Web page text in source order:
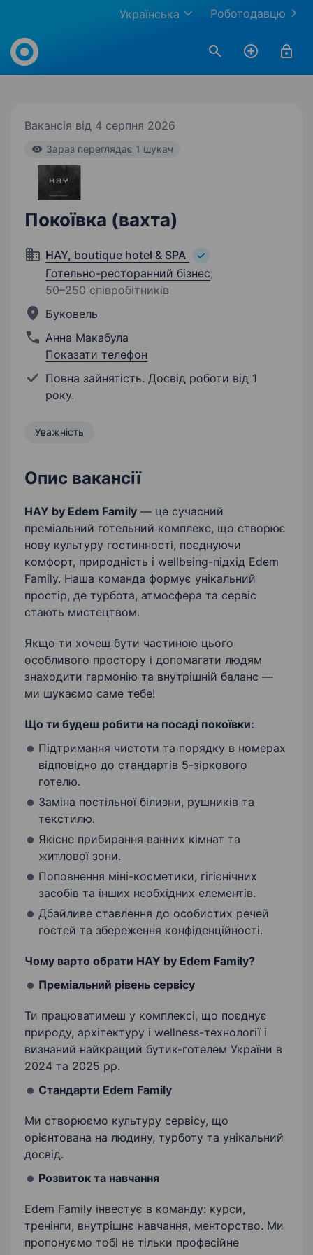
Роботодавцю
Українська
Work.ua
Вакансія від 4 серпня 2026
Зараз переглядає 1 шукач
Покоївка (вахта)
HAY, boutique hotel & SPA
Готельно-ресторанний бізнес;
50–250 співробітників
Буковель
Анна Макабула
Показати телефон
Повна зайнятість. Досвід роботи від 1
року.
Уважність
Опис вакансії
HAY by Edem Family — це сучасний
преміальний готельний комплекс, що створює
нову культуру гостинності, поєднуючи
комфорт, природність і wellbeing-підхід Edem
Family. Наша команда формує унікальний
простір, де турбота, атмосфера та сервіс
стають мистецтвом.
Якщо ти хочеш бути частиною цього
особливого простору і допомагати людям
знаходити гармонію та внутрішній баланс —
ми шукаємо саме тебе!
Що ти будеш робити на посаді покоївки:
Підтримання чистоти та порядку в номерах
відповідно до стандартів 5-зіркового
готелю.
Заміна постільної білизни, рушників та
текстилю.
Якісне прибирання ванних кімнат та
житлової зони.
Поповнення міні-косметики, гігієнічних
засобів та інших необхідних елементів.
Дбайливе ставлення до особистих речей
гостей та збереження конфіденційності.
Чому варто обрати HAY by Edem Family?
Преміальний рівень сервісу
Ти працюватимеш у комплексі, що поєднує
природу, архітектуру і wellness-технології і
визнаний найкращий бутик-готелем України в
2024 та 2025 рр.
Стандарти Edem Family
Ми створюємо культуру сервісу, що
орієнтована на людину, турботу та унікальний
досвід.
Розвиток та навчання
Edem Family інвестує в команду: курси,
тренінги, внутрішнє навчання, менторство. Ми
пропонуємо тобі не тільки професійне